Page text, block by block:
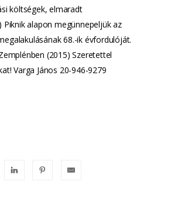
költségek, elmaradt
Piknik alapon megünnepeljük az
68.-ik évfordulóját.
(2015) Szeretettel
Varga János 20-946-9279